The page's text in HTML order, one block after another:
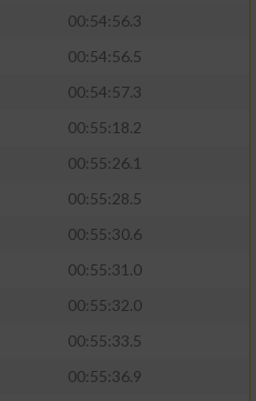
00:54:56.3
00:54:56.5
00:54:57.3
00:55:18.2
00:55:26.1
00:55:28.5
00:55:30.6
00:55:31.0
00:55:32.0
00:55:33.5
00:55:36.9